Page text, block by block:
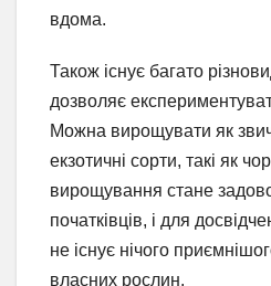
вдома.
Також існує багато
дозволяє
Можна вирощувати як
екзотичні сорти, такі як
вирощування стане
початківців, і для
не існує нічого
власних рослин.